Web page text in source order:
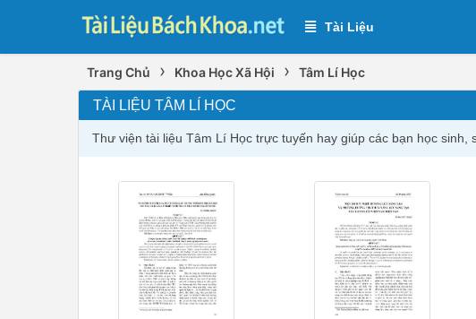
Tài Liệu
Trang Chủ › Khoa Học Xã Hội › Tâm Lí Học
TÀI LIỆU TÂM LÍ HỌC
Thư viện tài liệu Tâm Lí Học trực tuyến hay giúp các bạn học sinh,